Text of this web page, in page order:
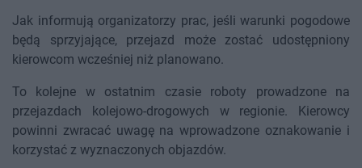
Jak informują organizatorzy prac, jeśli warunki pogodowe
będą sprzyjające, przejazd może zostać udostępniony
kierowcom wcześniej niż planowano.
To kolejne w ostatnim czasie roboty prowadzone na
przejazdach kolejowo-drogowych w regionie. Kierowcy
powinni zwracać uwagę na wprowadzone oznakowanie i
korzystać z wyznaczonych objazdów.